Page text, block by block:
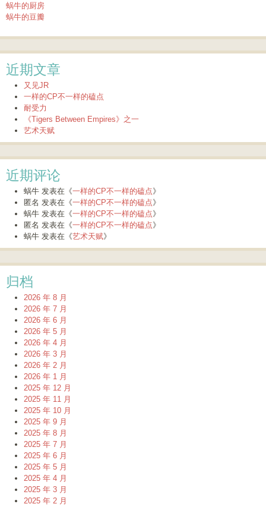
蜗牛的厨房
蜗牛的豆瓣
近期文章
又见JR
一样的CP不一样的磕点
耐受力
《Tigers Between Empires》之一
艺术天赋
近期评论
蜗牛 发表在《一样的CP不一样的磕点》
匿名 发表在《一样的CP不一样的磕点》
蜗牛 发表在《一样的CP不一样的磕点》
匿名 发表在《一样的CP不一样的磕点》
蜗牛 发表在《艺术天赋》
归档
2026 年 8 月
2026 年 7 月
2026 年 6 月
2026 年 5 月
2026 年 4 月
2026 年 3 月
2026 年 2 月
2026 年 1 月
2025 年 12 月
2025 年 11 月
2025 年 10 月
2025 年 9 月
2025 年 8 月
2025 年 7 月
2025 年 6 月
2025 年 5 月
2025 年 4 月
2025 年 3 月
2025 年 2 月